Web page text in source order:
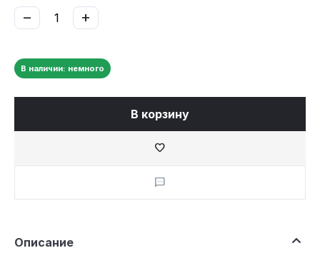
+
−
В наличии: немного
В корзину
Описание